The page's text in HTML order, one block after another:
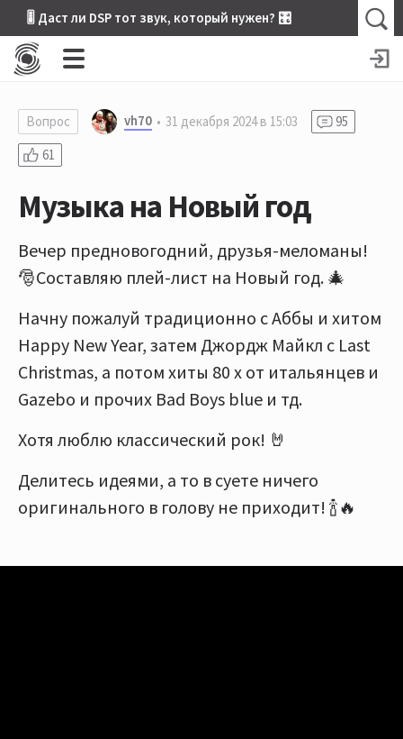
🎚 Даст ли DSP тот звук, который нужен? 🎛
Вопрос vh70 31 декабря 2024 в 15:03
95
61
Музыка на Новый год
Вечер предновогодний, друзья-меломаны!
🎅Составляю плей-лист на Новый год. 🎄
Начну пожалуй традиционно с Аббы и хитом
Happy New Year, затем Джордж Майкл с Last
Christmas, а потом хиты 80 х от итальянцев и
Gazebo и прочих Bad Boys blue и тд.
Хотя люблю классический рок! 🤘
Делитесь идеями, а то в суете ничего
оригинального в голову не приходит! 🍾🔥